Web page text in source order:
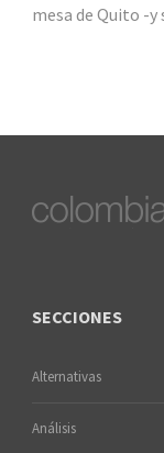
mesa de Quito -
SECCIONES
Alternativas
Análisis